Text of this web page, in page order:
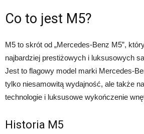
Co to jest M5?
M5 to skrót od „Mercedes-Benz M5”,
najbardziej prestiżowych i luksusowych
Jest to flagowy model marki Mercedes-
tylko niesamowitą wydajność, ale także
technologie i luksusowe wykończenie
Historia M5